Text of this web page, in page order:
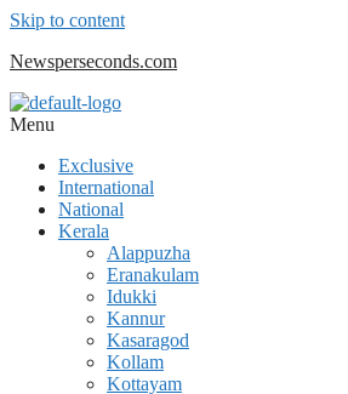
Skip to content
Newsperseconds.com
Menu
Exclusive
International
National
Kerala
Alappuzha
Eranakulam
Idukki
Kannur
Kasaragod
Kollam
Kottayam